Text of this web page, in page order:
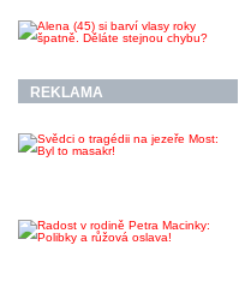
REKLAMA